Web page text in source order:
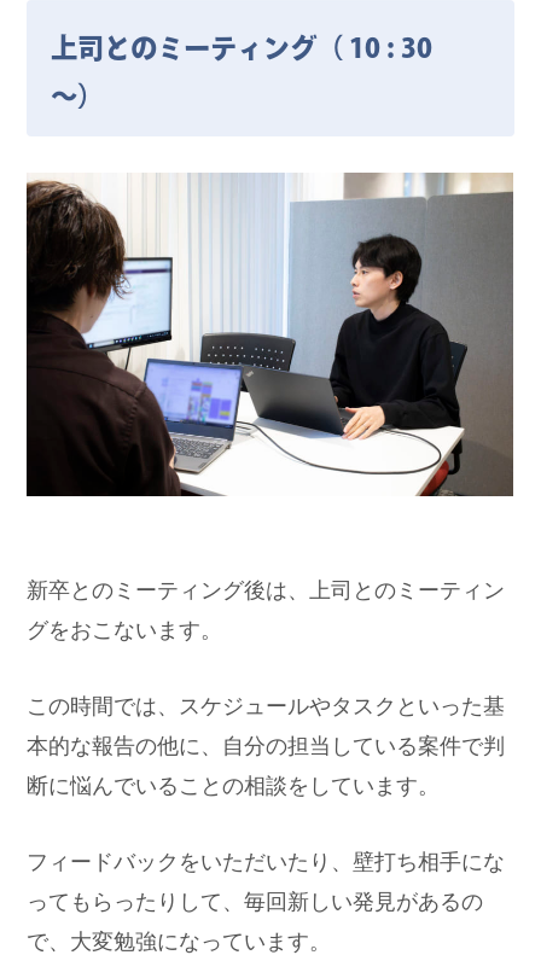
上司とのミーティング（ 10 : 30
～）
新卒とのミーティング後は、上司とのミーティン
グをおこないます。
この時間では、スケジュールやタスクといった基
本的な報告の他に、自分の担当している案件で判
断に悩んでいることの相談をしています。
フィードバックをいただいたり、壁打ち相手にな
ってもらったりして、毎回新しい発見があるの
で、大変勉強になっています。